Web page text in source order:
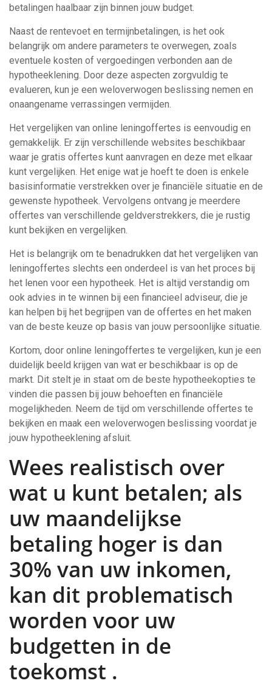
betalingen haalbaar zijn binnen jouw budget.
Naast de rentevoet en termijnbetalingen, is het ook
belangrijk om andere parameters te overwegen, zoals
eventuele kosten of vergoedingen verbonden aan de
hypotheeklening. Door deze aspecten zorgvuldig te
evalueren, kun je een weloverwogen beslissing nemen en
onaangename verrassingen vermijden.
Het vergelijken van online leningoffertes is eenvoudig en
gemakkelijk. Er zijn verschillende websites beschikbaar
waar je gratis offertes kunt aanvragen en deze met elkaar
kunt vergelijken. Het enige wat je hoeft te doen is enkele
basisinformatie verstrekken over je financiële situatie en de
gewenste hypotheek. Vervolgens ontvang je meerdere
offertes van verschillende geldverstrekkers, die je rustig
kunt bekijken en vergelijken.
Het is belangrijk om te benadrukken dat het vergelijken van
leningoffertes slechts een onderdeel is van het proces bij
het lenen voor een hypotheek. Het is altijd verstandig om
ook advies in te winnen bij een financieel adviseur, die je
kan helpen bij het begrijpen van de offertes en het maken
van de beste keuze op basis van jouw persoonlijke situatie.
Kortom, door online leningoffertes te vergelijken, kun je een
duidelijk beeld krijgen van wat er beschikbaar is op de
markt. Dit stelt je in staat om de beste hypotheekopties te
vinden die passen bij jouw behoeften en financiële
mogelijkheden. Neem de tijd om verschillende offertes te
bekijken en maak een weloverwogen beslissing voordat je
jouw hypotheeklening afsluit.
Wees realistisch over
wat u kunt betalen; als
uw maandelijkse
betaling hoger is dan
30% van uw inkomen,
kan dit problematisch
worden voor uw
budgetten in de
toekomst .